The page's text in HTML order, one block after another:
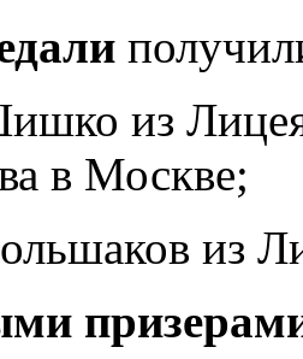
из
в Москве;
из